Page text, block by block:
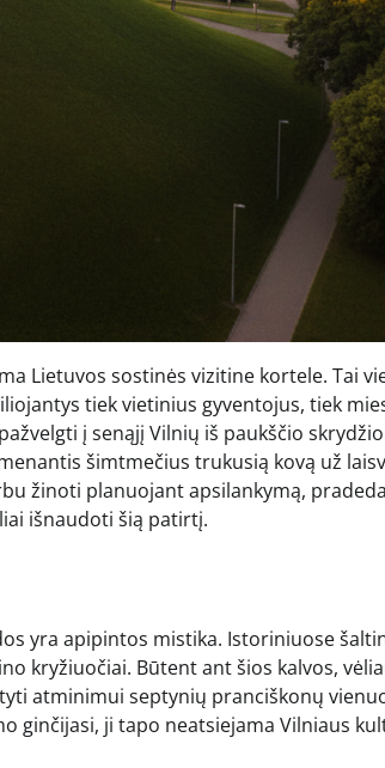
Lietuvos sostinės vizitine kortele. Tai
tiek vietinius gyventojus, tiek
į senąjį Vilnių iš paukščio
šimtmečius trukusią kovą už
žinoti planuojant apsilankymą,
išnaudoti šią patirtį.
yra apipintos mistika. Istoriniuose
kryžiuočiai. Būtent ant šios kalvos,
atminimui septynių pranciškonų
ginčijasi, ji tapo neatsiejama Vilniaus